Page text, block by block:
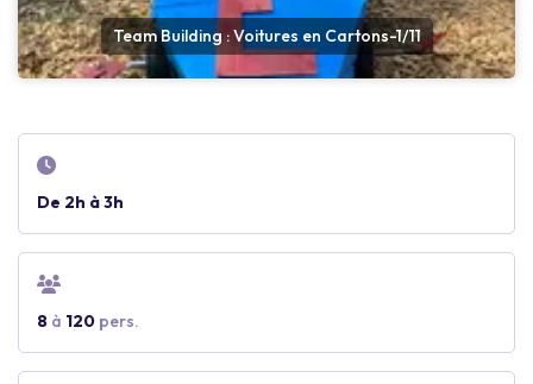
Team Building : Voitures en Cartons-1/11
De 2h à 3h
8 à 120 pers.